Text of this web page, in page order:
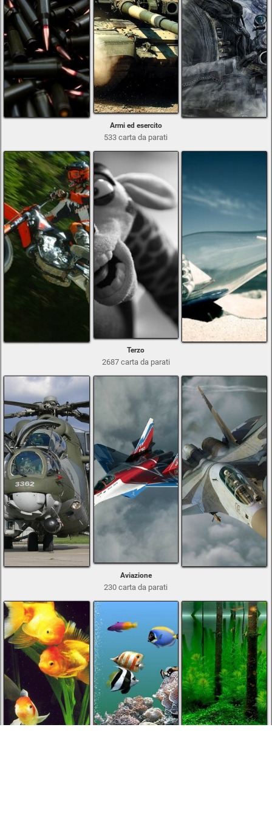
Armi ed esercito
533 carta da parati
Terzo
2687 carta da parati
Aviazione
230 carta da parati